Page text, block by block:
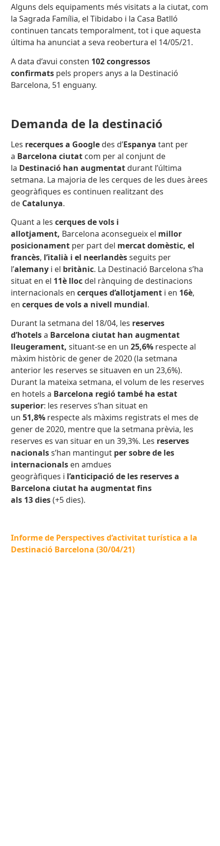
Alguns dels equipaments més visitats a la ciutat, com
la Sagrada Família, el Tibidabo i la Casa Batlló
continuen tancats temporalment, tot i que aquesta
última ha anunciat a seva reobertura el 14/05/21.
A data d’avui consten 102 congressos
confirmats pels propers anys a la Destinació
Barcelona, 51 enguany.
Demanda de la destinació
Les recerques a Google des d’Espanyatant per
a Barcelona ciutat com per al conjunt de
la Destinació han augmentat durant l’última
setmana. La majoria de les cerques de les dues àrees
geogràfiques es continuen realitzant des
de Catalunya.
Quant a lescerques de vols i
allotjament, Barcelona aconsegueix el millor
posicionament per part del mercat domèstic, el
francès, l’italià i el neerlandèsseguits per
l’alemany i el britànic. La Destinació Barcelona s’ha
situat en el 11è lloc del rànquing de destinacions
internacionals encerques d’allotjament i en 16è,
encerques de vols a nivell mundial.
Durant la setmana del 18/04, les reserves
d’hotelsa Barcelona ciutat han augmentat
lleugerament,situant-se en un25,6% respecte al
màxim històric de gener de 2020 (la setmana
anterior les reserves se situaven en un 23,6%).
Durant la mateixa setmana, el volum de les reserves
en hotels a Barcelona regiótambé ha estat
superior: les reserves s’han situat en
un51,8% respecte als màxims registrats el mes de
gener de 2020, mentre que la setmana prèvia, les
reserves es van situar en un 39,3%. Les reserves
nacionalss’han mantingut per sobre de les
internacionals en amdues
geogràfiques i l’anticipació de les reserves a
Barcelona ciutat ha augmentat fins
als 13 dies(+5 dies).
Informe de Perspectives d’activitat turística a la
Destinació Barcelona (30/04/21)